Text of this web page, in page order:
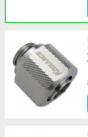
Mâle
Disponibilité /
Articles en stock
Articles en